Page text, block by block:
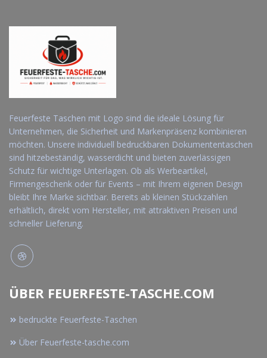
Feuerfeste Taschen mit Logo sind die ideale Lösung für
Unternehmen, die Sicherheit und Markenpräsenz kombinieren
möchten. Unsere individuell bedruckbaren Dokumententaschen
sind hitzebeständig, wasserdicht und bieten zuverlässigen
Schutz für wichtige Unterlagen. Ob als Werbeartikel,
Firmengeschenk oder für Events – mit Ihrem eigenen Design
bleibt Ihre Marke sichtbar. Bereits ab kleinen Stückzahlen
erhältlich, direkt vom Hersteller, mit attraktiven Preisen und
schneller Lieferung.
ÜBER FEUERFESTE-TASCHE.COM
bedruckte Feuerfeste-Taschen
Über Feuerfeste-tasche.com